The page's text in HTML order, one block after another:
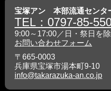
宝塚アン 本部流通センタ
TEL：0797-85-
9:00～17:00／日・祭日を除
お問い合わせフォーム
〒665-0003
兵庫県宝塚市湯本町9-10
info@takarazuka-an.co.jp